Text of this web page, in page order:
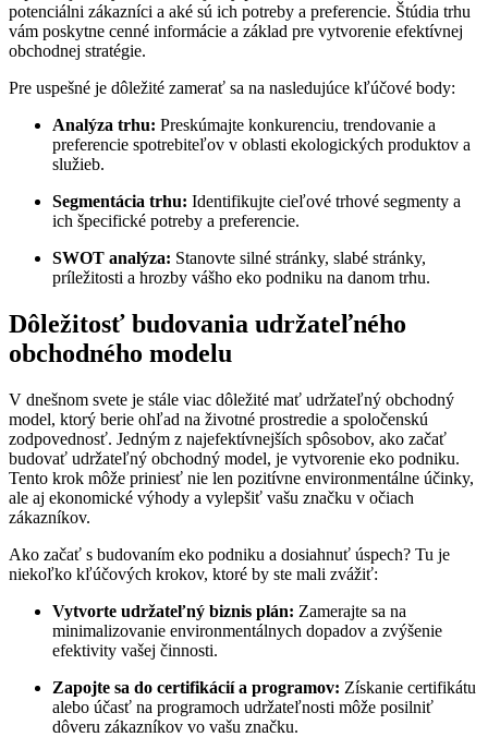
potenciálni zákazníci a aké sú ich potreby a preferencie. Štúdia trhu
vám poskytne cenné informácie a základ pre vytvorenie efektívnej
obchodnej stratégie.
Pre uspešné je dôležité zamerať sa na nasledujúce kľúčové body:
Analýza trhu: Preskúmajte konkurenciu, trendovanie a
preferencie spotrebiteľov v oblasti ekologických produktov a
služieb.
Segmentácia trhu: Identifikujte cieľové trhové segmenty a
ich špecifické potreby a preferencie.
SWOT analýza: Stanovte silné stránky, slabé stránky,
príležitosti a hrozby vášho eko podniku na danom trhu.
Dôležitosť budovania udržateľného
obchodného modelu
V dnešnom svete je stále viac dôležité mať udržateľný obchodný
model, ktorý berie ohľad na životné prostredie a spoločenskú
zodpovednosť. Jedným z najefektívnejších spôsobov, ako začať
budovať udržateľný obchodný model, je vytvorenie eko podniku.
Tento krok môže priniesť nie len pozitívne environmentálne účinky,
ale aj ekonomické výhody a vylepšiť vašu značku v očiach
zákazníkov.
Ako začať s budovaním eko podniku a dosiahnuť úspech? Tu je
niekoľko kľúčových krokov, ktoré by ste mali zvážiť:
Vytvorte udržateľný biznis plán: Zamerajte sa na
minimalizovanie environmentálnych dopadov a zvýšenie
efektivity vašej činnosti.
Zapojte sa do certifikácií a programov: Získanie certifikátu
alebo účasť na programoch udržateľnosti môže posilniť
dôveru zákazníkov vo vašu značku.